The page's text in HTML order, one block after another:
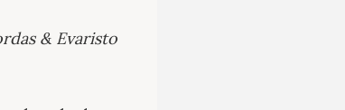
& Evaristo